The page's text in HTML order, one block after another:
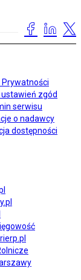
Prywatności
zgód
serwisu
o nadawcy
dostępności